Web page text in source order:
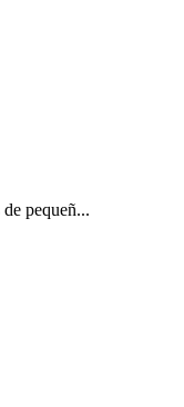
pequeñ...